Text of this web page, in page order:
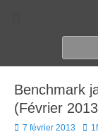
Pour les
Benchmark
(Février
Posted
7 février 2013